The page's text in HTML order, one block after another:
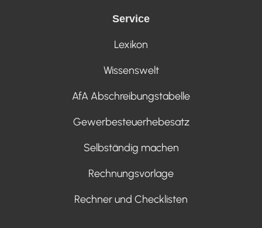
Service
Lexikon
Wissenswelt
AfA Abschreibungstabelle
Gewerbesteuerhebesatz
Selbständig machen
Rechnungsvorlage
Rechner und Checklisten